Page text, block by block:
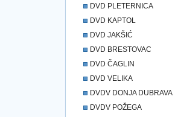
DVD PLETERNICA
DVD KAPTOL
DVD JAKŠIĆ
DVD BRESTOVAC
DVD ČAGLIN
DVD VELIKA
DVDV DONJA DUBRAVA
DVDV POŽEGA